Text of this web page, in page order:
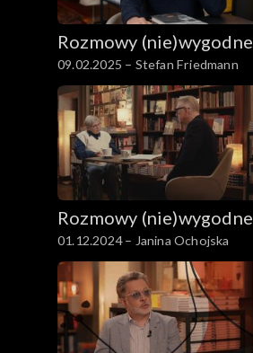
Rozmowy (nie)wygodne
09.02.2025 – Stefan Friedmann
Rozmowy (nie)wygodne
01.12.2024 – Janina Ochojska